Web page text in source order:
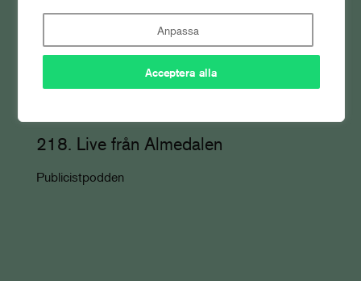
Anpassa
Acceptera alla
218. Live från Almedalen
Publicistpodden